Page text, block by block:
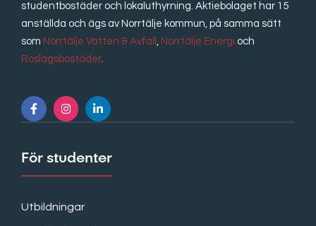
studentbostäder och lokaluthyrning. Aktiebolaget har 15
anställda och ägs av Norrtälje kommun, på samma sätt
som Norrtälje Vatten & Avfall , Norrtälje Energi och
Roslagsbostäder.
För studenter
Utbildningar